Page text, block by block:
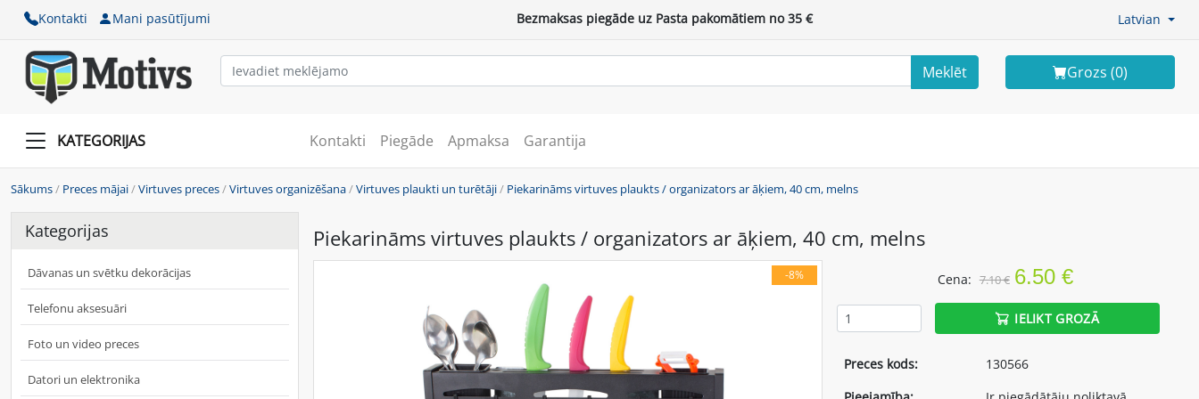
Kontakti Mani pasūtījumi Bezmaksas piegāde uz Pasta pakomātiem no 35 € Latvian
Meklēt Grozs (0)
KATEGORIJAS Kontakti Piegāde Apmaksa Garantija
Sākums/ Preces mājai/Virtuves preces/Virtuves organizēšana/Virtuves plaukti un turētāji/ Piekarināms virtuves plaukts / organizators ar āķiem, 40 cm, melns
Kategorijas
Dāvanas un svētku dekorācijas
Telefonu aksesuāri
Foto un video preces
Datori un elektronika
Piekarināms virtuves plaukts / organizators ar āķiem, 40 cm, melns
-8% Cena: 7.10 € 6.50 €
IELIKT GROZĀ
Preces kods:
130566